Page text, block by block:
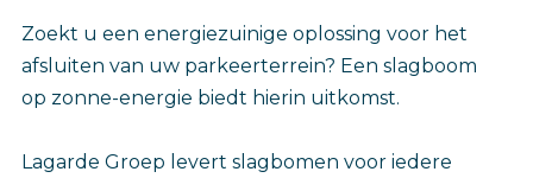
Zoekt u een energiezuinige oplossing voor het
afsluiten van uw parkeerterrein? Een slagboom
op zonne-energie biedt hierin uitkomst.
Lagarde Groep levert slagbomen voor iedere